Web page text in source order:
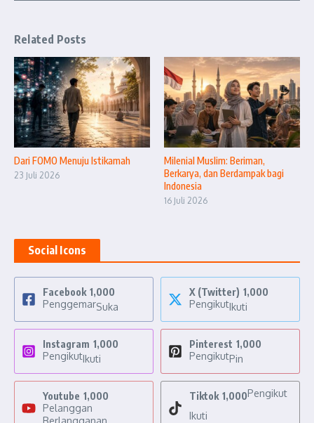
Related Posts
Dari FOMO Menuju Istikamah
23 Juli 2026
Milenial Muslim: Beriman,
Berkarya, dan Berdampak bagi
Indonesia
16 Juli 2026
Social Icons
Facebook 1,000
PenggemarSuka
X (Twitter) 1,000
PengikutIkuti
Instagram 1,000
PengikutIkuti
Pinterest 1,000
PengikutPin
Youtube 1,000
Pelanggan
Tiktok 1,000Pengikut
Ikuti